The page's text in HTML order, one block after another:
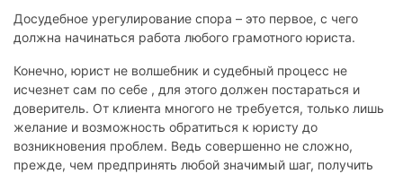
Досудебное урегулирование спора – это первое, с чего
должна начинаться работа любого грамотного юриста.
Конечно, юрист не волшебник и судебный процесс не
исчезнет сам по себе , для этого должен постараться и
доверитель. От клиента многого не требуется, только лишь
желание и возможность обратиться к юристу до
возникновения проблем. Ведь совершенно не сложно,
прежде, чем предпринять любой значимый шаг, получить